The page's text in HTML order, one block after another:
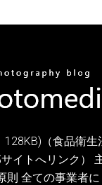
（食品衛生
イトへリンク）
則 全ての事業者に